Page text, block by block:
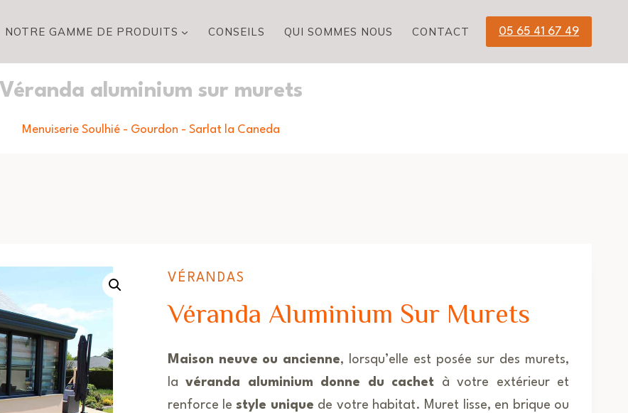
NOTRE GAMME DE PRODUITS CONSEILS QUI SOMMES NOUS CONTACT 05 65 41 67 49
Véranda aluminium sur murets
Menuiserie Soulhié - Gourdon - Sarlat la Caneda
VÉRANDAS
Véranda Aluminium Sur Murets
Maison neuve ou ancienne, lorsqu’elle est posée sur des murets,
lavéranda aluminium donne du cachet à votre extérieur et
renforce lestyle unique de votre habitat. Muret lisse, en brique ou